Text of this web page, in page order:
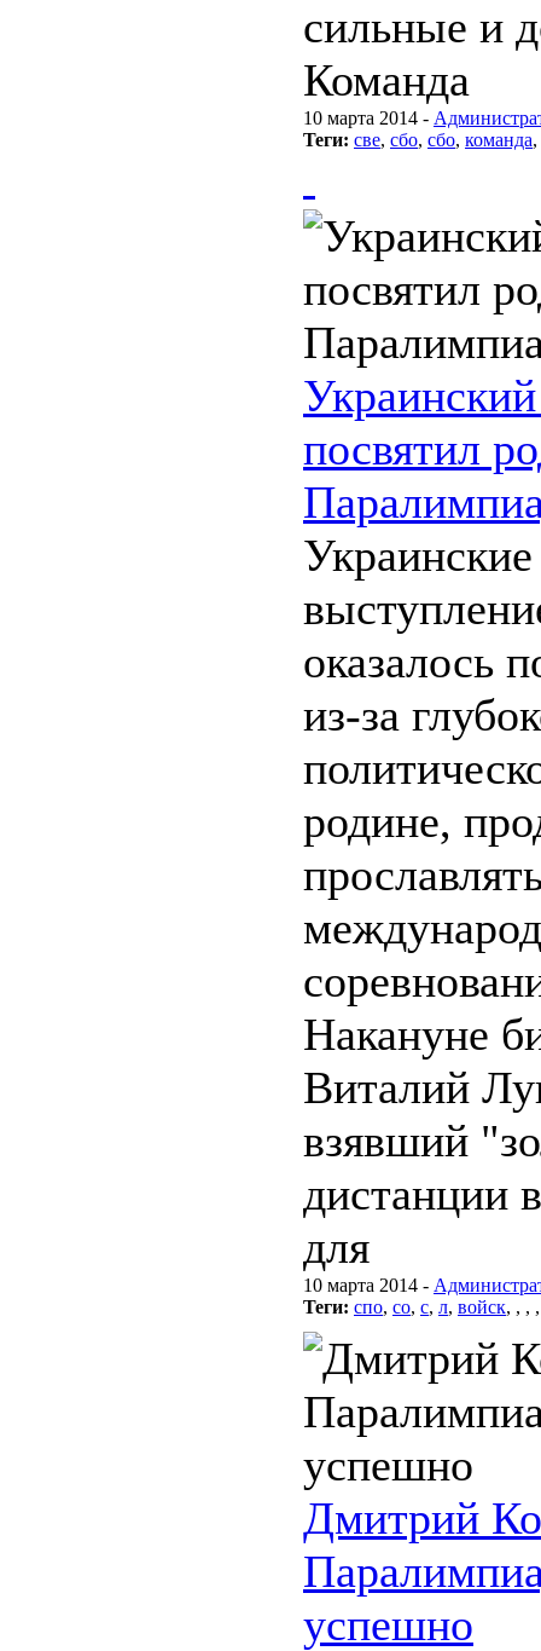
сильные и
Команда
10 марта 2014 -
Теги: све, сбо, сбо, команда,
посвятил
оказалось
из-за
родине,
Накануне
Виталий
взявший
дистанции
для
10 марта 2014 -
Теги: спо, со, с, л, войск, , , ,
Дмитрий
успешно